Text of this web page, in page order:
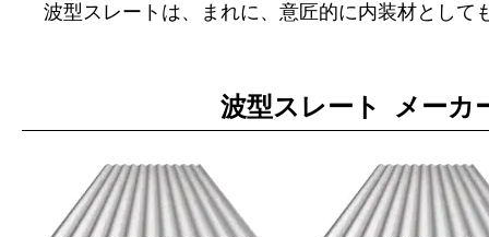
波型スレートは、まれに、意匠的に内装材として
波型スレート メーカ